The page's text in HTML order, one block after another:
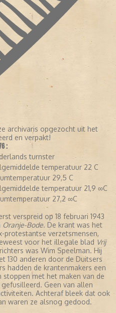
archivaris opgezocht uit het
en verpakt!
:
turnster
temperatuur 22 C
29,5 C
temperatuur 21,9 ∞C
27,2 ∞C
verspreid op 18 februari 1943
Oranje-Bode. De krant was het
verzetsmensen,
voor het illegale blad Vrij
was Wim Speelman. Hij
130 anderen door de Duitsers
hadden de krantenmakers een
met het maken van de
Geen van allen
Achteraf bleek dat ook
waren ze alsnog gedood.